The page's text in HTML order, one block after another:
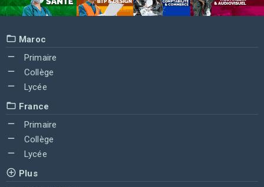
Maroc
Primaire
Collège
Lycée
France
Primaire
Collège
Lycée
Plus